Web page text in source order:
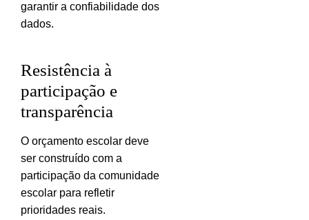
garantir a confiabilidade dos
dados.
Resistência à
participação e
transparência
O orçamento escolar deve
ser construído com a
participação da comunidade
escolar para refletir
prioridades reais.